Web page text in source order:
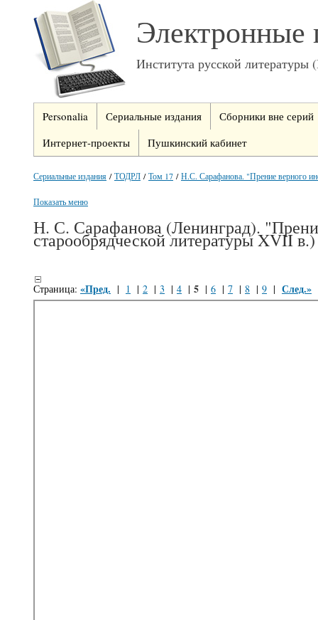
Электронные
Института русской
Personalia Сериальные издания
Сборники вне серий
Интернет-проекты
Пушкинский кабинет
Сериальные издания /ТОДРЛ /Том 17 /Н.С. Сарафанова. "Прение верного
Показать меню
Н. С. Сарафанова (Ленинград).
старообрядческой литературы XVII в.)
Страница: «Пред. | 1 | 2 | 3 | 4 | 5 | 6 | 7 | 8 | 9 | След.»